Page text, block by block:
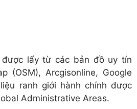
lấy từ các bản đồ uy tín
(OSM), Arcgisonline, Google
ranh giới hành chính được
Administrative Areas.